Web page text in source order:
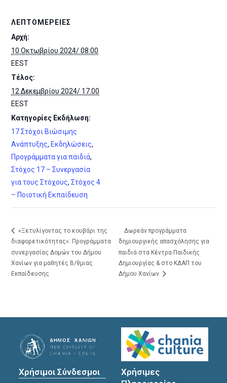
ΛΕΠΤΟΜΈΡΕΙΕΣ
Αρχή:
10 Οκτωβρίου 2024/ 08:00
EEST
Τέλος:
12 Δεκεμβρίου 2024/ 17:00
EEST
Κατηγορίες Εκδήλωση:
17 Στόχοι Βιώσιμης
Ανάπτυξης,Εκδηλώσεις,
Προγράμματα για παιδιά,
Στόχος 17 – Συνεργασία
για τους Στόχους,Στόχος 4
– Ποιοτική Εκπαίδευση
«Ξετυλίγοντας το κουβάρι της
διαφορετικότητας»: Προγράμματα
συνεργασίας Δομών του Δήμου
Χανίων για μαθητές Β/θμιας
Εκπαίδευσης
Δωρεάν προγράμματα
δημιουργικής απασχόλησης για
παιδιά στα Κέντρα Παιδικής
Δημιουργίας & στο ΚΔΑΠ του
Δήμου Χανίων
Χρήσιμοι Σύνδεσμοι
Χρήσιμες